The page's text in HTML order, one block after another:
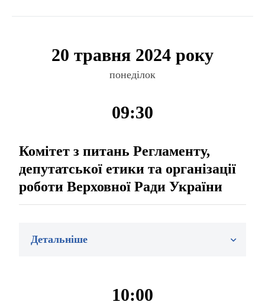
20 травня 2024 року
понеділок
09:30
Комітет з питань Регламенту,
депутатської етики та організації
роботи Верховної Ради України
Детальніше
10:00